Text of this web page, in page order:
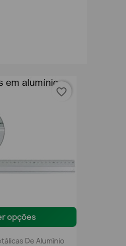
opções
De Alumínio
favorite_border